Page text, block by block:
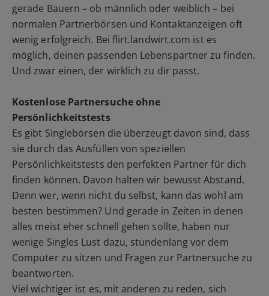
gerade Bauern – ob männlich oder weiblich – bei
normalen Partnerbörsen und Kontaktanzeigen oft
wenig erfolgreich. Bei flirt.landwirt.com ist es
möglich, deinen passenden Lebenspartner zu finden.
Und zwar einen, der wirklich zu dir passt.
Kostenlose Partnersuche ohne
Persönlichkeitstests
Es gibt Singlebörsen die überzeugt davon sind, dass
sie durch das Ausfüllen von speziellen
Persönlichkeitstests den perfekten Partner für dich
finden können. Davon halten wir bewusst Abstand.
Denn wer, wenn nicht du selbst, kann das wohl am
besten bestimmen? Und gerade in Zeiten in denen
alles meist eher schnell gehen sollte, haben nur
wenige Singles Lust dazu, stundenlang vor dem
Computer zu sitzen und Fragen zur Partnersuche zu
beantworten.
Viel wichtiger ist es, mit anderen zu reden, sich